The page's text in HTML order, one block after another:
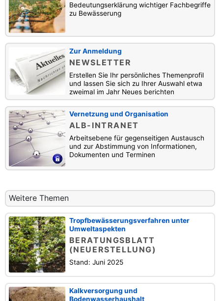
Bedeutungserklärung wichtiger Fachbegriffe
zu Bewässerung
Zur Anmeldung
NEWSLETTER
Erstellen Sie Ihr persönliches Themenprofil
und lassen Sie sich zu Ihrer Auswahl etwa
zweimal im Jahr Neues berichten
Vernetzung und Organisation
ALB-INTRANET
Arbeitsebene für gegenseitigen Austausch
und zur Abstimmung von Informationen,
Dokumenten und Terminen
Weitere Themen
Tropfbewässerungsverfahren unter
Umweltaspekten
BERATUNGSBLATT
(NEUERSTELLUNG)
Stand: Juni 2025
Kalkversorgung und
Bodenwasserhaushalt